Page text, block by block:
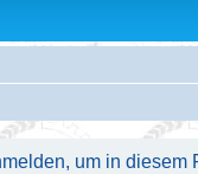
um in diesem